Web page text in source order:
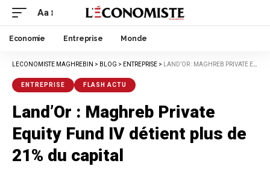
Aa
Economie Entreprise Monde
LECONOMISTE MAGHREBIN > BLOG > ENTREPRISE > LAND’OR : MAGHREB PRIVATE EQUITY FUND IV DÉTIENT PLUS DE 21% DU CAPITAL
ENTREPRISE FLASH ACTU
Land’Or : Maghreb Private
Equity Fund IV détient plus de
21% du capital